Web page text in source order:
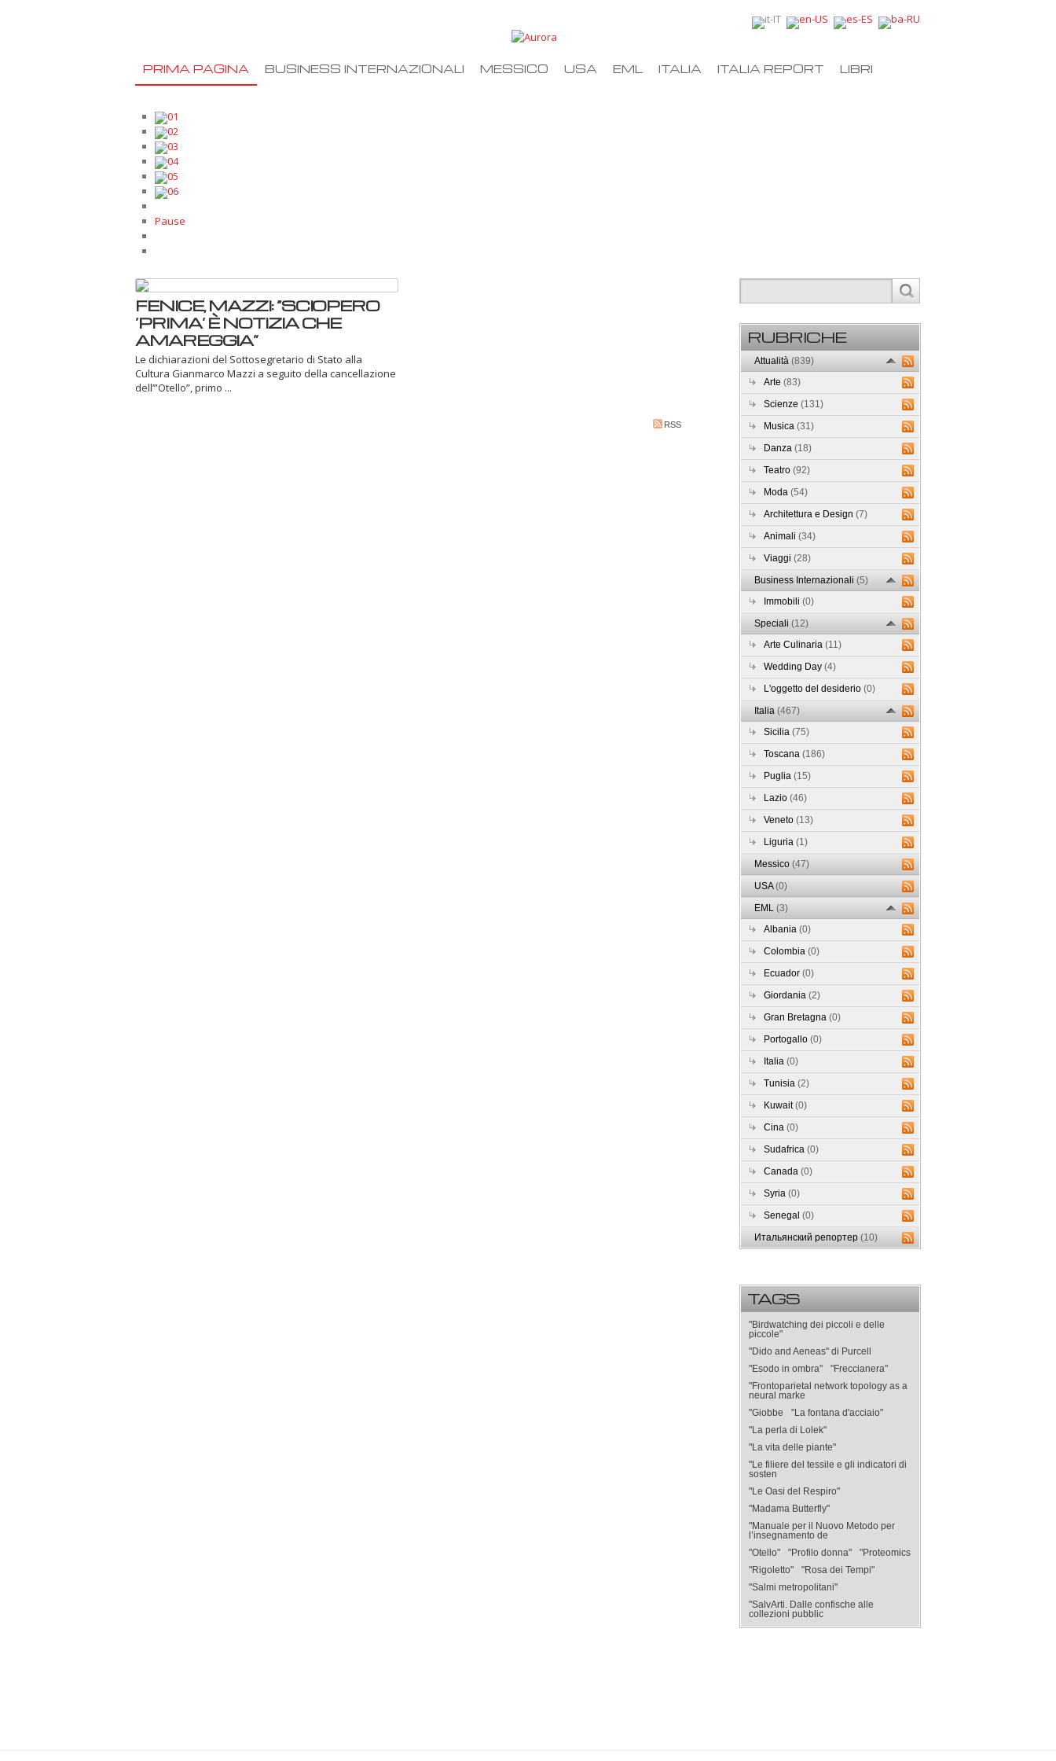
PRIMA PAGINA BUSINESS INTERNAZIONALI MESSICO USA EML ITALIA ITALIA REPORT LIBRI
01
02
03
04
05
06
Pause
FENICE, MAZZI: “SCIOPERO
‘PRIMA’ È NOTIZIA CHE
AMAREGGIA”
Le dichiarazioni del Sottosegretario di Stato alla
Cultura Gianmarco Mazzi a seguito della cancellazione
dell’”Otello”, primo ...
RSS
RUBRICHE
Attualità(839)
Arte(83)
Scienze(131)
Musica(31)
Danza(18)
Teatro(92)
Moda(54)
Architettura e Design(7)
Animali(34)
Viaggi(28)
Business Internazionali(5)
Immobili(0)
Speciali(12)
Arte Culinaria(11)
Wedding Day(4)
L'oggetto del desiderio(0)
Italia(467)
Sicilia(75)
Toscana(186)
Puglia(15)
Lazio(46)
Veneto(13)
Liguria(1)
Messico(47)
USA(0)
EML(3)
Albania(0)
Colombia(0)
Ecuador(0)
Giordania(2)
Gran Bretagna(0)
Portogallo(0)
Italia(0)
Tunisia(2)
Kuwait(0)
Cina(0)
Sudafrica(0)
Canada(0)
Syria(0)
Senegal(0)
Итальянский репортер(10)
TAGS
"Birdwatching dei piccoli e delle
piccole"
"Dido and Aeneas" di Purcell
"Esodo in ombra"
"Freccianera"
"Frontoparietal network topology as a
neural marke
"Giobbe
"La fontana d'acciaio"
"La perla di Lolek"
"La vita delle piante"
"Le filiere del tessile e gli indicatori di
sosten
"Le Oasi del Respiro"
"Madama Butterfly"
"Manuale per il Nuovo Metodo per
l’insegnamento de
"Otello"
"Profilo donna"
"Proteomics
"Rigoletto"
"Rosa dei Tempi"
"Salmi metropolitani"
"SalvArti. Dalle confische alle
collezioni pubblic